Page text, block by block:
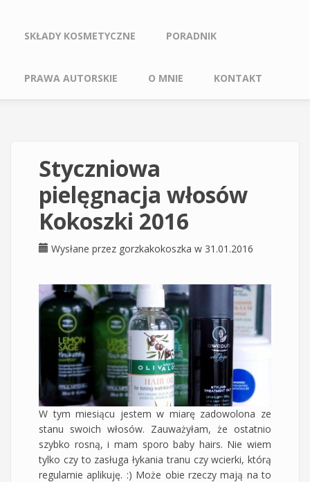
SKŁADY KOSMETYCZNE PORADNIK
PRAWA AUTORSKIE O MNIE KONTAKT
Styczniowa
pielęgnacja włosów
Kokoszki 2016
Wysłane przez gorzkakokoszka w 31.01.2016
W tym miesiącu jestem w miarę zadowolona ze
stanu swoich włosów. Zauważyłam, że ostatnio
szybko rosną, i mam sporo baby hairs. Nie wiem
tylko czy to zasługa łykania tranu czy wcierki, którą
regularnie aplikuję. :) Może obie rzeczy mają na to